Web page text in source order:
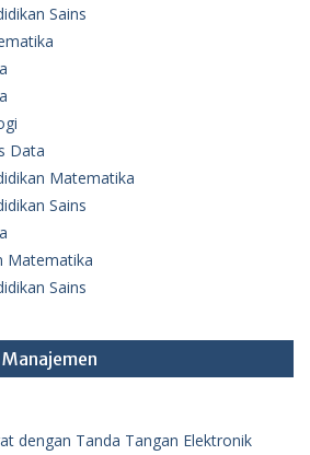
Sains
Data
Matematika
Sains
Matematika
Sains
dengan Tanda Tangan Elektronik